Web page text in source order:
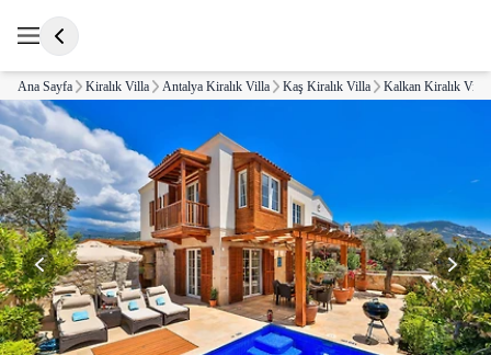
Ana Sayfa Kiralık Villa Antalya Kiralık Villa Kaş Kiralık Villa Kalkan Kiralık Villa